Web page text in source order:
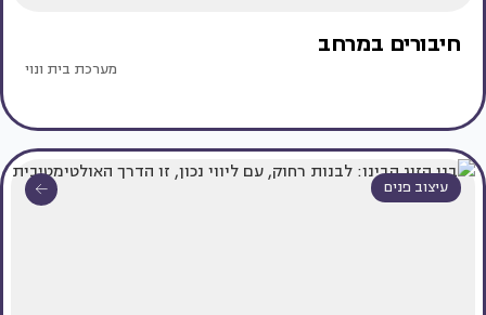
חיבורים במרחב
מערכת בית ונוי
עיצוב פנים